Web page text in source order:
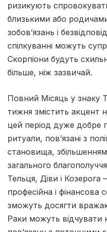
ризикують
близькими або родичами
зобов’язань і
спілкуванні можуть
Скорпіони будуть
більше, ніж зазвичай.
Повний Місяць у знаку
тижня змістить акцент
цей період дуже добре
ритуали, пов’язані з
становища,
загального
Тельця, Діви і
професійна і фінансова
зможуть досягти
Раки можуть відчувати